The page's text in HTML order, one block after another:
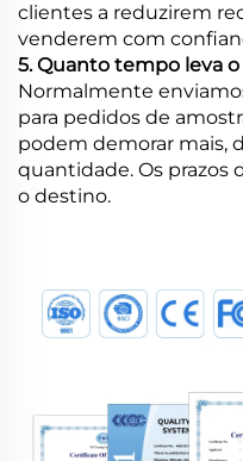
clientes a reduzirem
venderem com
5. Quanto tempo leva o
Normalmente
para pedidos de
podem demorar mais,
quantidade. Os prazos
o destino.